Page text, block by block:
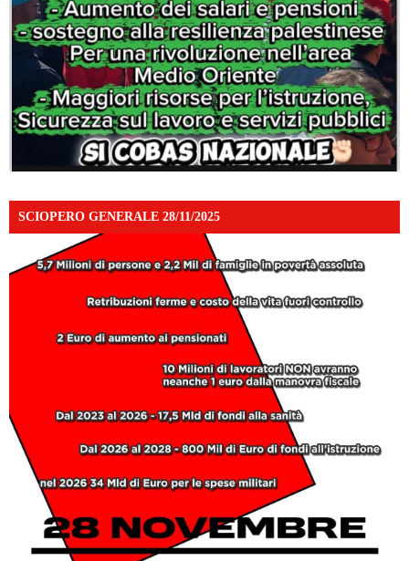
SCIOPERO GENERALE 28/11/2025